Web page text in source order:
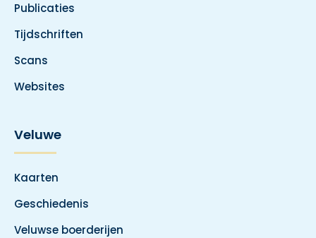
Publicaties
Tijdschriften
Scans
Websites
Veluwe
Kaarten
Geschiedenis
Veluwse boerderijen